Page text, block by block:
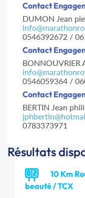
Contact
DUMON Jean
0546392672 /
Contact
BONNOUVRIER
0546059364 /
Contact
BERTIN Jean
0783373971
Résultats
10 Km
beauté / TCX